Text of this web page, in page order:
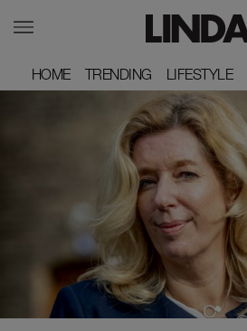
HOME
HOME TRENDING
TRENDING LIFESTYLE
LIFESTYLE